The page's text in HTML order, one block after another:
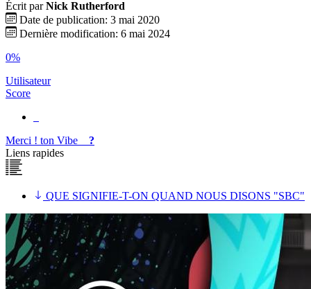
Écrit par Nick Rutherford
Date de publication: 3 mai 2020
Dernière modification: 6 mai 2024
0%
Utilisateur
Score
Merci ! ton Vibe
?
Liens rapides
QUE SIGNIFIE-T-ON QUAND NOUS DISONS "SBC"